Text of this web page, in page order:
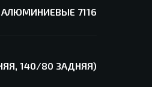
АЛЮМИНИЕВЫЕ 7116
140/80 ЗАДНЯЯ)